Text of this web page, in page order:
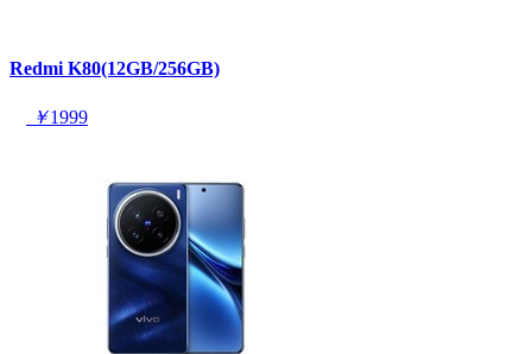
Redmi K80(12GB/256GB)
￥1999